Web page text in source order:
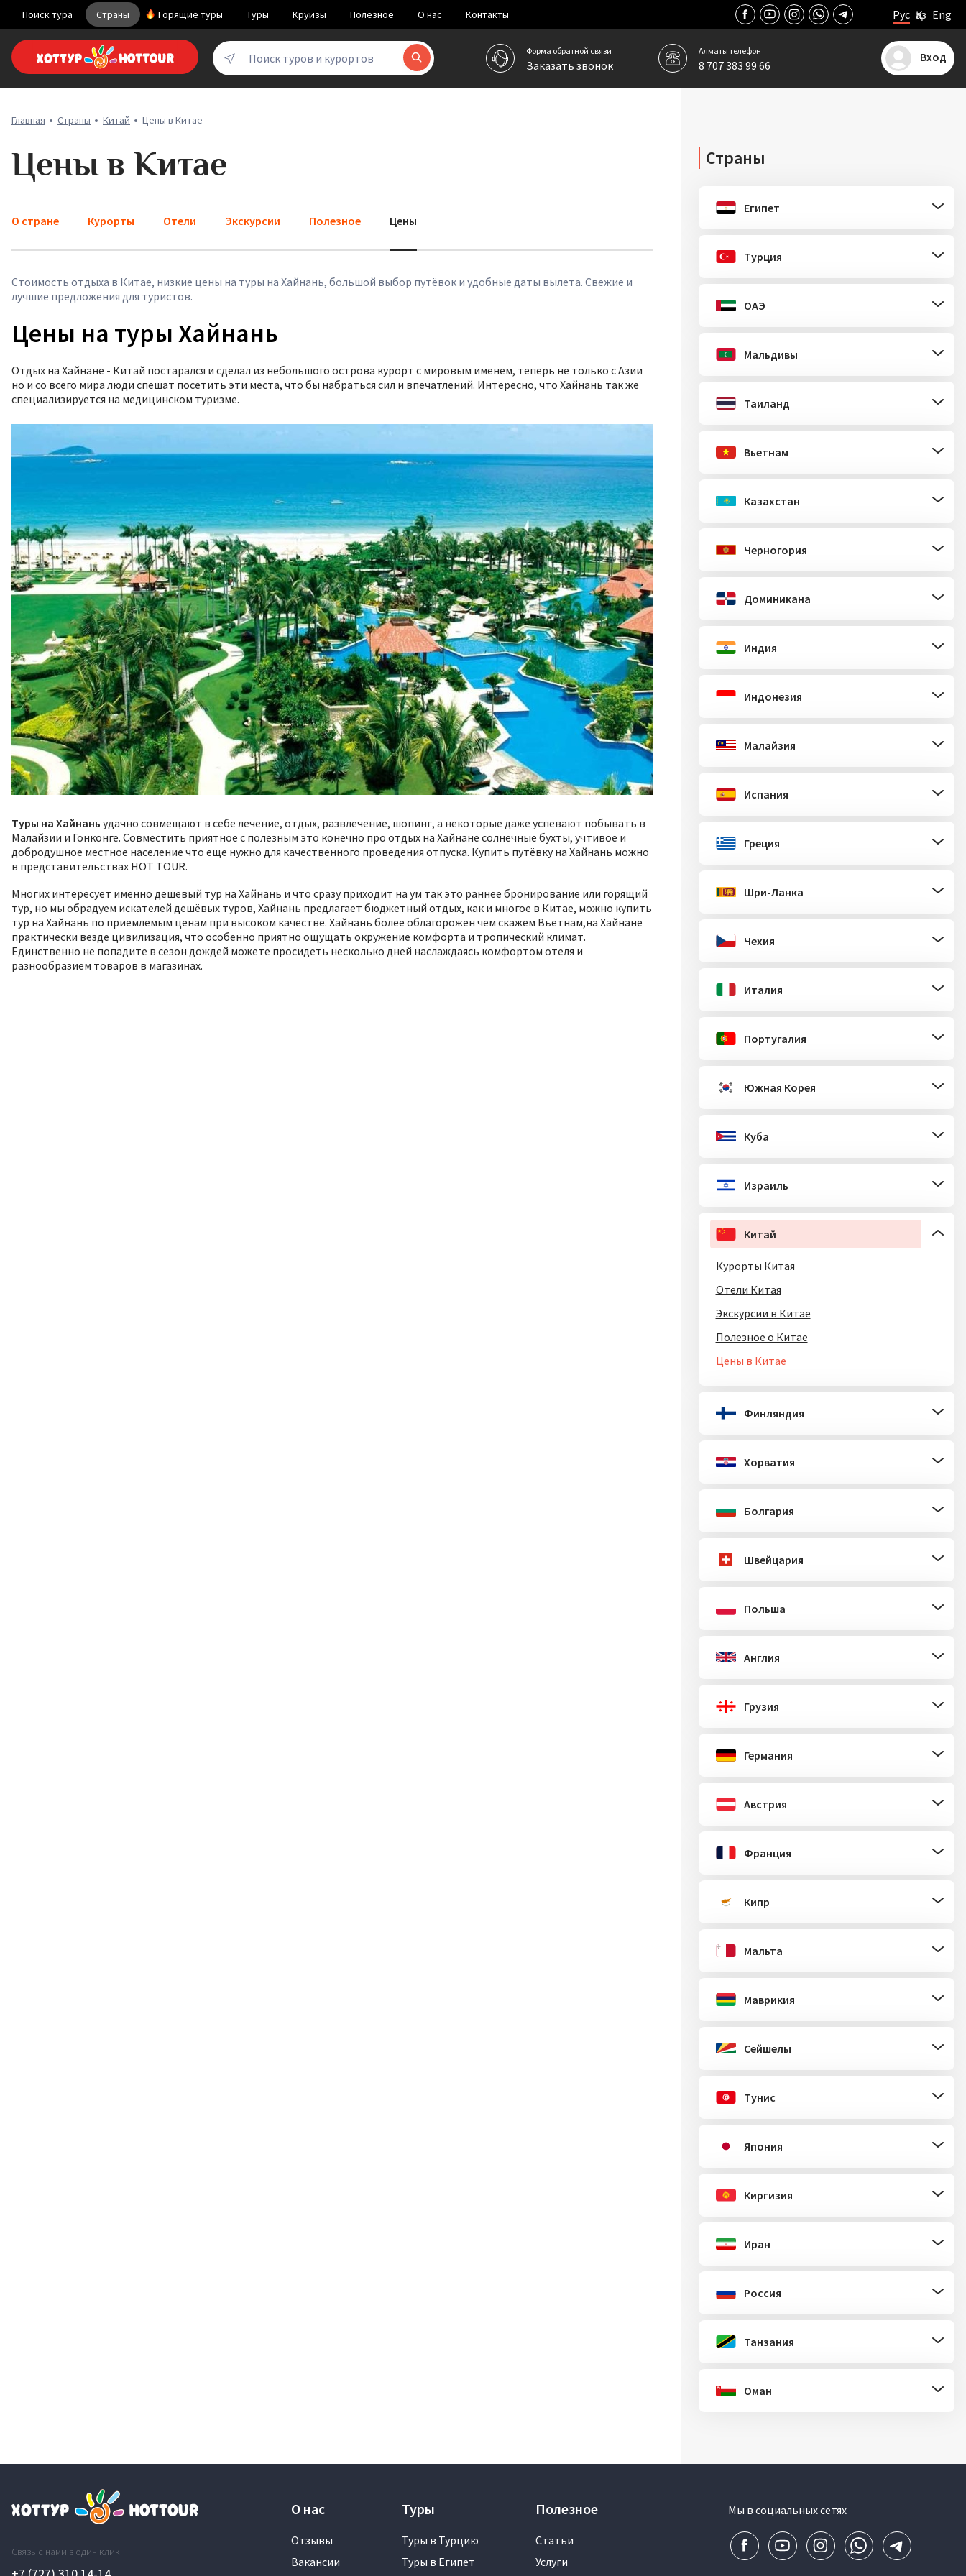
Поиск тура Страны Горящие туры Туры Круизы Полезное О нас Контакты Рус Қаз Eng
Поиск туров и курортов
Форма обратной связи
Заказать звонок
Алматы телефон
8 707 383 99 66
Вход
Главная Страны Китай Цены в Китае
Цены в Китае
О стране Курорты Отели Экскурсии Полезное Цены
Стоимость отдыха в Китае, низкие цены на туры на Хайнань, большой выбор путёвок и удобные даты вылета. Свежие и
лучшие предложения для туристов.
Цены на туры Хайнань
Отдых на Хайнане - Китай постарался и сделал из небольшого острова курорт с мировым именем, теперь не только с Азии
но и со всего мира люди спешат посетить эти места, что бы набраться сил и впечатлений. Интересно, что Хайнань так же
специализируется на медицинском туризме.
Туры на Хайнань удачно совмещают в себе лечение, отдых, развлечение, шопинг, а некоторые даже успевают побывать в
Малайзии и Гонконге. Совместить приятное с полезным это конечно про отдых на Хайнане солнечные бухты, учтивое и
добродушное местное население что еще нужно для качественного проведения отпуска. Купить путёвку на Хайнань можно
в представительствах HOT TOUR.
Многих интересует именно дешевый тур на Хайнань и что сразу приходит на ум так это раннее бронирование или горящий
тур, но мы обрадуем искателей дешёвых туров, Хайнань предлагает бюджетный отдых, как и многое в Китае, можно купить
тур на Хайнань по приемлемым ценам при высоком качестве. Хайнань более облагорожен чем скажем Вьетнам,на Хайнане
практически везде цивилизация, что особенно приятно ощущать окружение комфорта и тропический климат.
Единственно не попадите в сезон дождей можете просидеть несколько дней наслаждаясь комфортом отеля и
разнообразием товаров в магазинах.
Страны
Египет
Турция
ОАЭ
Мальдивы
Таиланд
Вьетнам
Казахстан
Черногория
Доминикана
Индия
Индонезия
Малайзия
Испания
Греция
Шри-Ланка
Чехия
Италия
Португалия
Южная Корея
Куба
Израиль
Китай
Курорты Китая
Отели Китая
Экскурсии в Китае
Полезное о Китае
Цены в Китае
Финляндия
Хорватия
Болгария
Швейцария
Польша
Англия
Грузия
Германия
Австрия
Франция
Кипр
Мальта
Маврикия
Сейшелы
Тунис
Япония
Киргизия
Иран
Россия
Танзания
Оман
Связь с нами в один клик
О нас
Отзывы
Вакансии
Туры
Туры в Турцию
Туры в Египет
Полезное
Статьи
Услуги
Мы в социальных сетях